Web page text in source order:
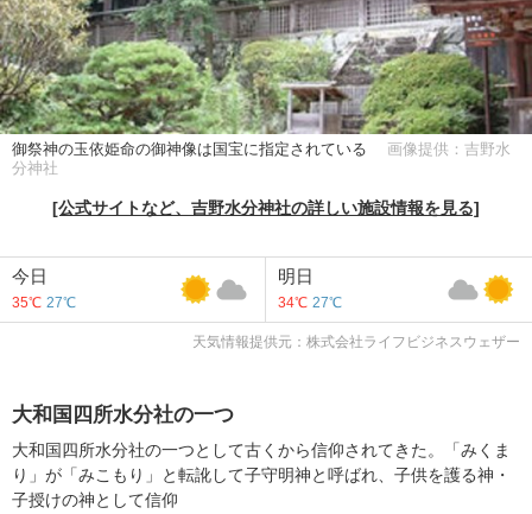
御祭神の玉依姫命の御神像は国宝に指定されている
画像提供：吉野水
分神社
[公式サイトなど、吉野水分神社の詳しい施設情報を見る]
今日
35℃ 27℃
明日
34℃ 27℃
天気情報提供元：株式会社ライフビジネスウェザー
大和国四所水分社の一つ
大和国四所水分社の一つとして古くから信仰されてきた。「みくま
り」が「みこもり」と転訛して子守明神と呼ばれ、子供を護る神・
子授けの神として信仰